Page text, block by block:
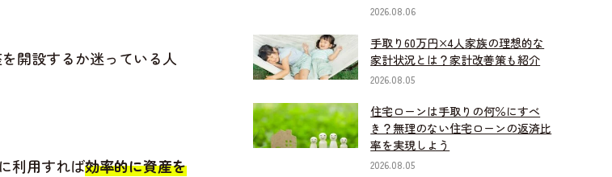
開設するか迷っている人
利用すれば効率的に資産を
2026.08.06
手取り60万円×4人家族の理想的な
家計状況とは？家計改善策も紹介
2026.08.05
住宅ローンは手取りの何％にすべ
き？無理のない住宅ローンの返済比
率を実現しよう
2026.08.05